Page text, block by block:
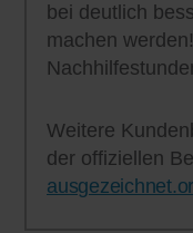
bei deutlich
machen
Weitere
der offiziellen